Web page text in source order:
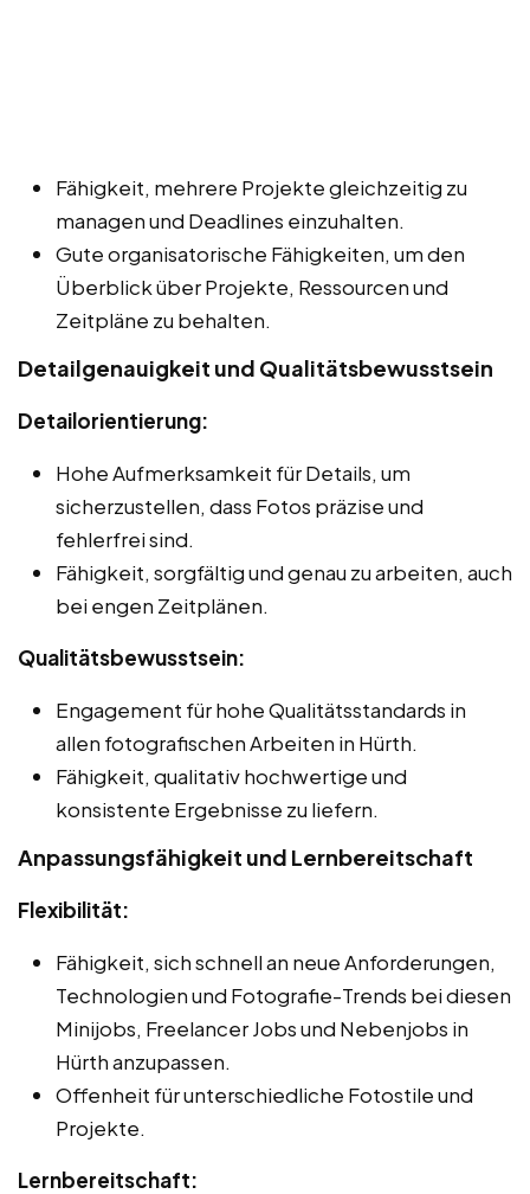
Fähigkeit, mehrere Projekte gleichzeitig zu
managen und Deadlines einzuhalten.
Gute organisatorische Fähigkeiten, um den
Überblick über Projekte, Ressourcen und
Zeitpläne zu behalten.
Detailgenauigkeit und Qualitätsbewusstsein
Detailorientierung:
Hohe Aufmerksamkeit für Details, um
sicherzustellen, dass Fotos präzise und
fehlerfrei sind.
Fähigkeit, sorgfältig und genau zu arbeiten, auch
bei engen Zeitplänen.
Qualitätsbewusstsein:
Engagement für hohe Qualitätsstandards in
allen fotografischen Arbeiten in Hürth.
Fähigkeit, qualitativ hochwertige und
konsistente Ergebnisse zu liefern.
Anpassungsfähigkeit und Lernbereitschaft
Flexibilität:
Fähigkeit, sich schnell an neue Anforderungen,
Technologien und Fotografie-Trends bei diesen
Minijobs, Freelancer Jobs und Nebenjobs in
Hürth anzupassen.
Offenheit für unterschiedliche Fotostile und
Projekte.
Lernbereitschaft: